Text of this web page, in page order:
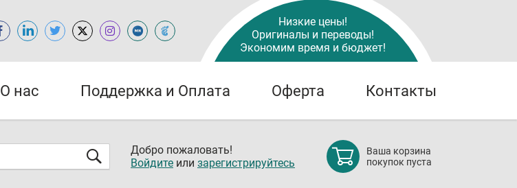
Низкие цены!
Оригиналы и переводы!
Экономим время и бюджет!
О нас Поддержка и Оплата Оферта Контакты
Добро пожаловать!
Войдите или зарегистрируйтесь
Ваша корзина
покупок пуста